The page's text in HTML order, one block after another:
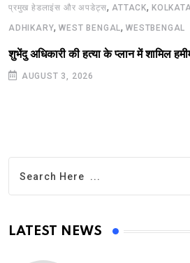
प्रमुख हेडलाइंस और अपडेट्स,ATTACK,
ADHIKARY,WEST BENGAL,WESTBENGAL
शुभेंदु अधिकारी की हत्या के प्लान में शामिल
AUGUST 3, 2026
LATEST NEWS